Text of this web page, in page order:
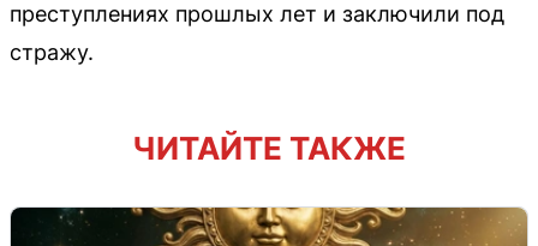
преступлениях прошлых лет и заключили под
стражу.
ЧИТАЙТЕ ТАКЖЕ